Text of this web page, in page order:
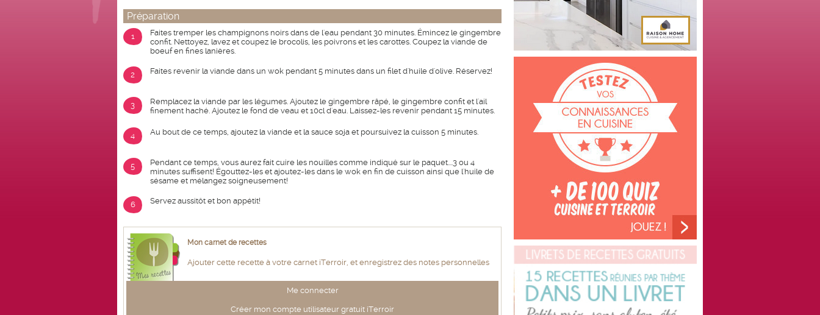
Préparation
1
Faites tremper les champignons noirs dans de l'eau pendant 30 minutes. Émincez le gingembre
confit. Nettoyez, lavez et coupez le brocolis, les poivrons et les carottes. Coupez la viande de
boeuf en fines lanières.
2 Faites revenir la viande dans un wok pendant 5 minutes dans un filet d'huile d'olive. Réservez!
3
Remplacez la viande par les légumes. Ajoutez le gingembre râpé, le gingembre confit et l'ail
finement haché. Ajoutez le fond de veau et 10cl d'eau. Laissez-les revenir pendant 15 minutes.
4 Au bout de ce temps, ajoutez la viande et la sauce soja et poursuivez la cuisson 5 minutes.
5
Pendant ce temps, vous aurez fait cuire les nouilles comme indiqué sur le paquet....3 ou 4
minutes suffisent! Égouttez-les et ajoutez-les dans le wok en fin de cuisson ainsi que l'huile de
sésame et mélangez soigneusement!
6 Servez aussitôt et bon appétit!
Mon carnet de recettes
Ajouter cette recette à votre carnet iTerroir, et enregistrez des notes personnelles
Me connecter
Créer mon compte utilisateur gratuit iTerroir